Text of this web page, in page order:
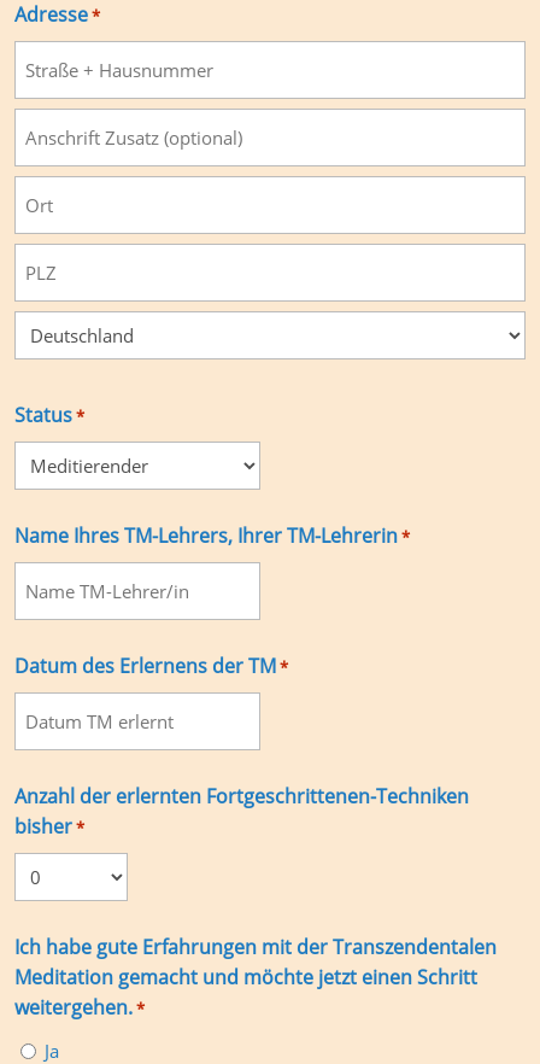
Adresse*
Straße
und
Hausnummer
Anschrift
Zusatz
Stadt
PLZ
Status*
Name Ihres TM-Lehrers, Ihrer TM-Lehrerin*
Datum des Erlernens der TM*
Anzahl der erlernten Fortgeschrittenen-Techniken
bisher*
Ich habe gute Erfahrungen mit der Transzendentalen
Meditation gemacht und möchte jetzt einen Schritt
weitergehen.*
Ja